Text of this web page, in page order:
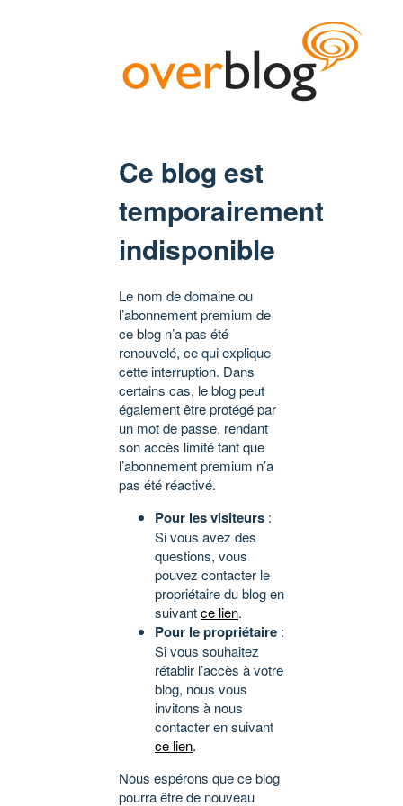
Ce blog est
temporairement
indisponible
Le nom de domaine ou
l’abonnement premium de
ce blog n’a pas été
renouvelé, ce qui explique
cette interruption. Dans
certains cas, le blog peut
également être protégé par
un mot de passe, rendant
son accès limité tant que
l’abonnement premium n’a
pas été réactivé.
Pour les visiteurs :
Si vous avez des
questions, vous
pouvez contacter le
propriétaire du blog en
suivantce lien.
Pour le propriétaire :
Si vous souhaitez
rétablir l’accès à votre
blog, nous vous
invitons à nous
contacter en suivant
ce lien.
Nous espérons que ce blog
pourra être de nouveau